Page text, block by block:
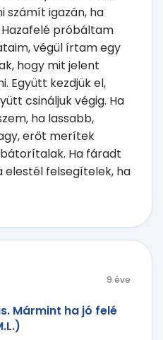
számít igazán, ha
próbáltam
végül írtam egy
hogy mit jelent
Együtt kezdjük el,
csináljuk végig. Ha
ha lassabb,
erőt merítek
Ha fáradt
elestél felsegítelek, ha
9 éve
Mármint ha jó felé